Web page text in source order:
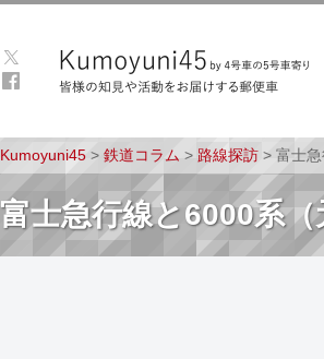
Kumoyuni45 > 鉄道コラム > 路線探訪 > 富士急
富士急行線と6000系（